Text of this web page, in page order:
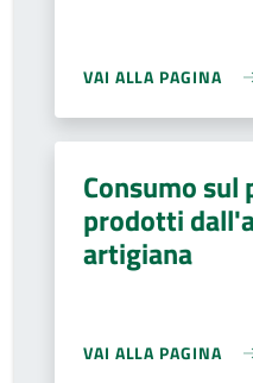
VAI ALLA PAGINA
Consumo
prodotti
artigiana
VAI ALLA PAGINA